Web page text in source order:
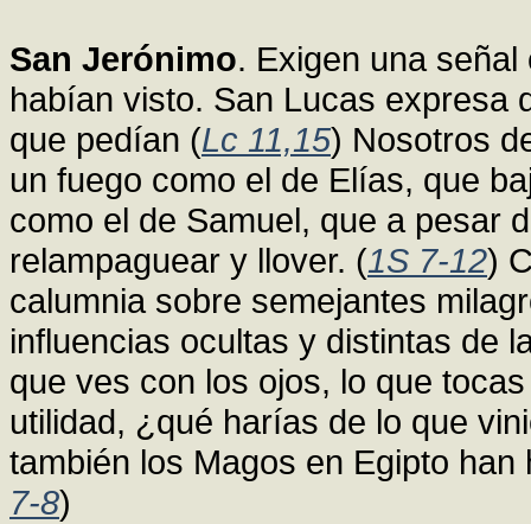
San Jerónimo. Exigen una
habían visto. San Lucas expresa
que pedían (Lc 11,15) Nosotros
un fuego como el de Elías, que
como el de Samuel, que a pesar
relampaguear y llover. (1S 7-12)
calumnia sobre semejantes
influencias ocultas y distintas de
que ves con los ojos, lo que
utilidad, ¿qué harías de lo que
también los Magos en Egipto
7-8)